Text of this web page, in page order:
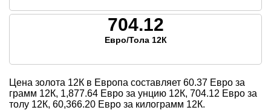
704.12
Евро/Тола 12К
Цена золота 12К в Европа составляет 60.37 Евро за
грамм 12К, 1,877.64 Евро за унцию 12К, 704.12 Евро за
толу 12К, 60,366.20 Евро за килограмм 12К.